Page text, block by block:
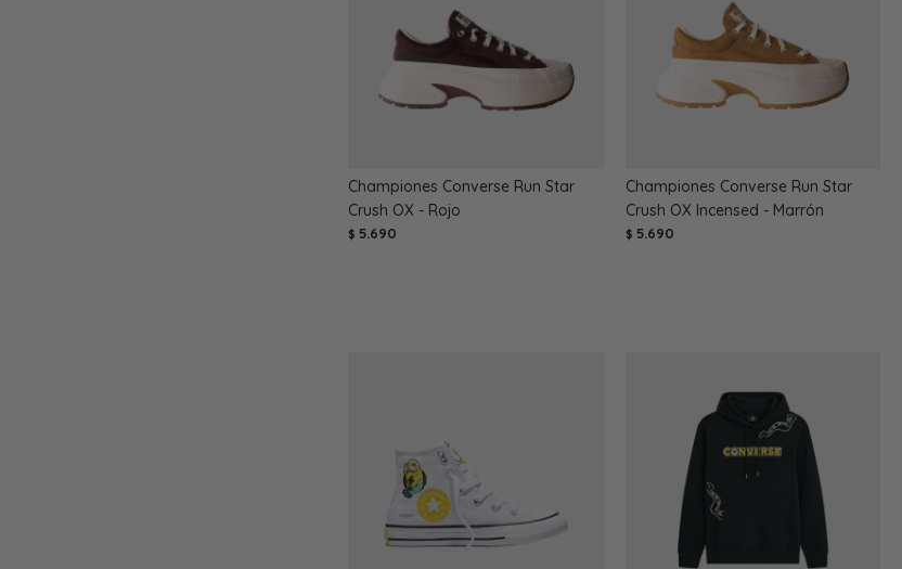
Championes Converse Run Star
Crush OX - Rojo
$ 5.690
Championes Converse Run Star
Crush OX Incensed - Marrón
$ 5.690